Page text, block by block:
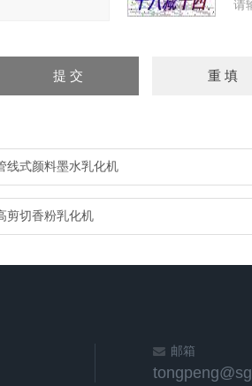
请
线式颜料墨水乳化机
剪切香粉乳化机
邮箱